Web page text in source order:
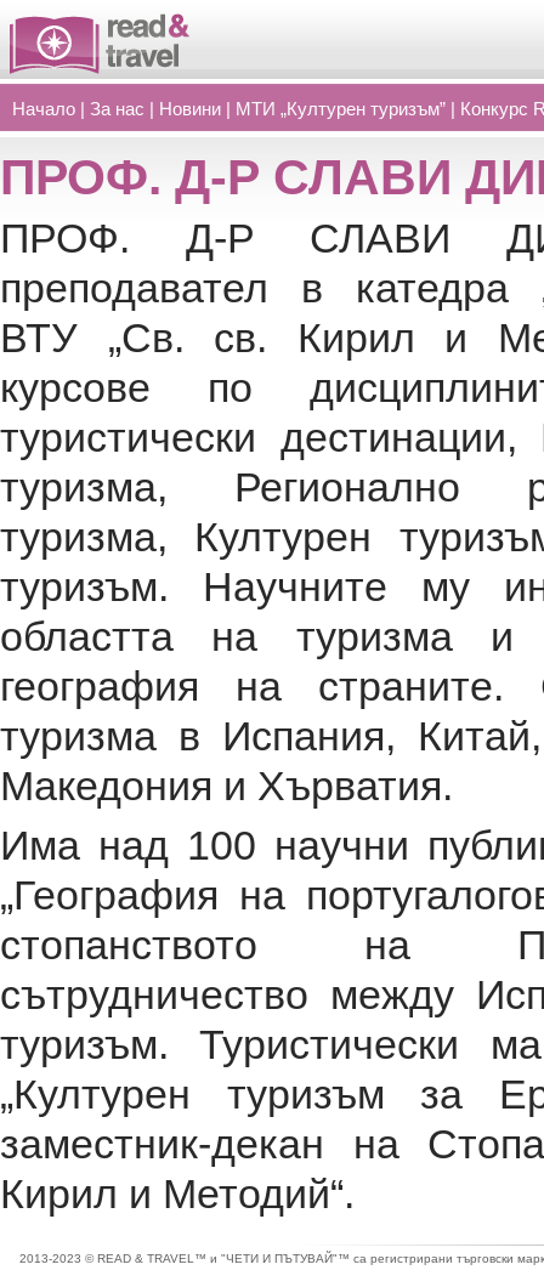
Начало | За нас | Новини | МТИ „Културен туризъм” | Конкурс
ПРОФ. Д-Р СЛАВИ
ПРОФ. Д-Р СЛАВИ
преподавател в катедра
ВТУ „Св. св. Кирил и
курсове по
туристически
туризма, Регионално
туризма, Културен
туризъм. Научните му
областта на туризма и
география на
туризма в Испания,
Македония и Хърватия.
Има над 100 научни
„География на
стопанството на
сътрудничество между
туризъм. Туристически
„Културен туризъм за
заместник-декан на
Кирил и Методий“.
2013-2023 © READ & TRAVEL™ и "ЧЕТИ И ПЪТУВАЙ"™ са регистрирани търговски